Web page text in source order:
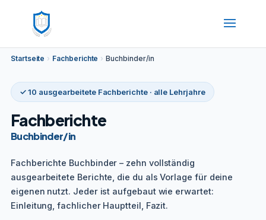
Startseite › Fachberichte › Buchbinder/in
✓ 10 ausgearbeitete Fachberichte · alle Lehrjahre
Fachberichte
Buchbinder/in
Fachberichte Buchbinder – zehn vollständig
ausgearbeitete Berichte, die du als Vorlage für deine
eigenen nutzt. Jeder ist aufgebaut wie erwartet:
Einleitung, fachlicher Hauptteil, Fazit.